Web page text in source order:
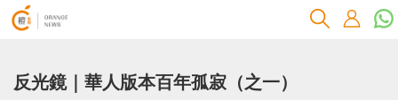
反光鏡｜華人版本百年孤寂（之⼀）